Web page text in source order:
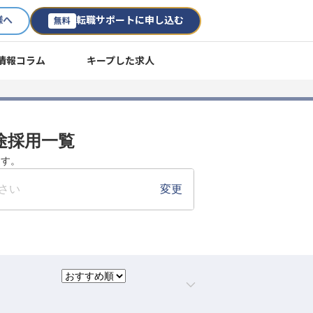
へ 無料 転職サポートに申し込む
報コラム キープした求人
採用一覧
。
い 変更